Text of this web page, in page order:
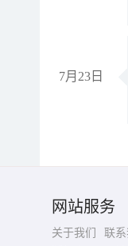
7月23日
网站服务
关于我们 联系